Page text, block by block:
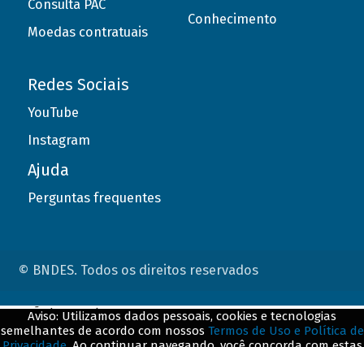
Consulta PAC
Moedas contratuais
Conhecimento
Redes Sociais
YouTube
Instagram
Ajuda
Perguntas frequentes
© BNDES. Todos os direitos reservados
Aviso: Utilizamos dados pessoais, cookies e tecnologias
semelhantes de acordo com nossos Termos de Uso e Política de
ConteÃºdo complementar
${title}${badge}